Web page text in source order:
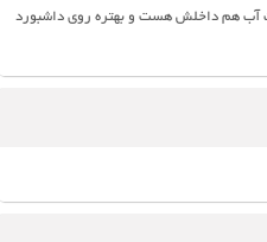
آب هم داخلش هست و بهتره روی داشبورد